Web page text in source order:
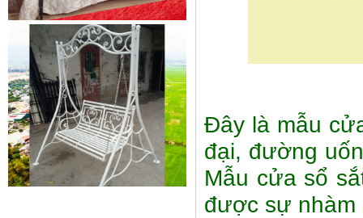
Mẫu ban công sắt 06
Đây là mẫu lan can ban công sắt
hộp đẹp, đơn giản, hiện đại và...
Xích đu sắt 01
Đây là mẫu
đại, đường
Mẫu cửa sổ
được sự nhàm